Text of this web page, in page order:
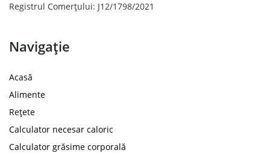
Registrul Comerțului: J12/1798/2021
Navigație
Acasă
Alimente
Rețete
Calculator necesar caloric
Calculator grăsime corporală